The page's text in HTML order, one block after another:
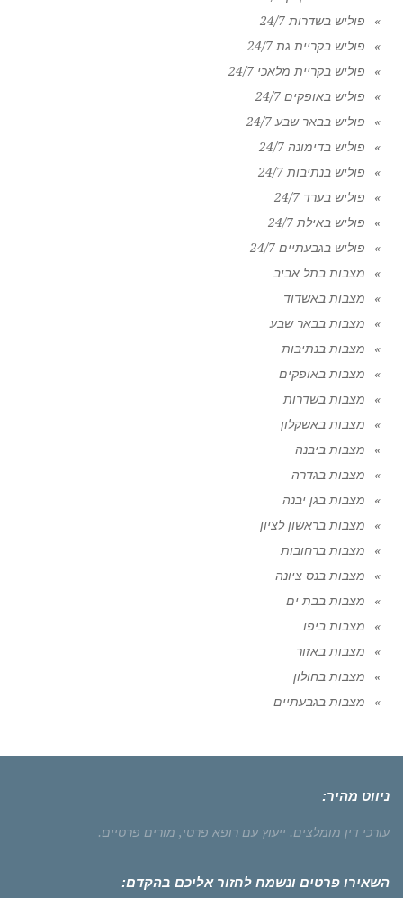
פוליש בשדרות 24/7
פוליש בקריית גת 24/7
פוליש בקריית מלאכי 24/7
פוליש באופקים 24/7
פוליש בבאר שבע 24/7
פוליש בדימונה 24/7
פוליש בנתיבות 24/7
פוליש בערד 24/7
פוליש באילת 24/7
פוליש בגבעתיים 24/7
מצבות בתל אביב
מצבות באשדוד
מצבות בבאר שבע
מצבות בנתיבות
מצבות באופקים
מצבות בשדרות
מצבות באשקלון
מצבות ביבנה
מצבות בגדרה
מצבות בגן יבנה
מצבות בראשון לציון
מצבות ברחובות
מצבות בנס ציונה
מצבות בבת ים
מצבות ביפו
מצבות באזור
מצבות בחולון
מצבות בגבעתיים
ניווט מהיר:
עורכי דין מומלצים. ייעוץ עם רופא פרטי, מורים פרטיים.
השאירו פרטים ונשמח לחזור אליכם בהקדם: